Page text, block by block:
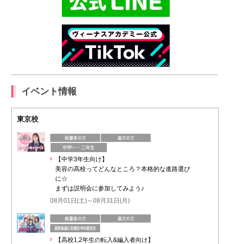
イベント情報
東京校
【中学3年生向け】
美容の高校ってどんなところ？本格的な進路選び
に☆
まずは説明会に参加してみよう♪
08月01日(土)～08月31日(月)
【高校1,2年生の転入&編入者向け】